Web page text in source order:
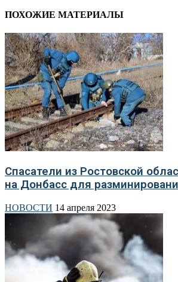
ПОХОЖИЕ МАТЕРИАЛЫ
Спасатели из Ростовской
на Донбасс для
НОВОСТИ 14 апреля 2023